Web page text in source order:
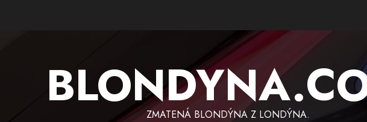
ZMATENÁ BLONDÝNA Z LONDÝNA.